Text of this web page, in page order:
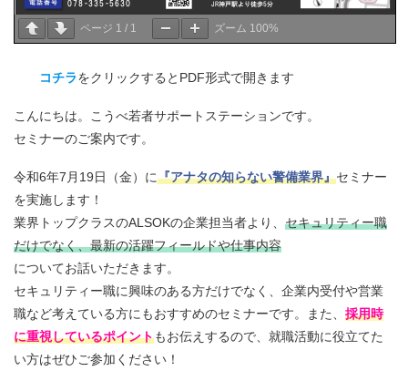
ページ 1 / 1 ズーム 100%
コチラをクリックするとPDF形式で開きます
こんにちは。こうべ若者サポートステーションです。
セミナーのご案内です。
令和6年7月19日（金）に『アナタの知らない警備業界』セミナー
を実施します！
業界トップクラスのALSOKの企業担当者より、 セキュリティー職
だけでなく、最新の活躍フィールドや仕事内容
についてお話いただきます。
セキュリティー職に興味のある方だけでなく、企業内受付や営業
職など考えている方にもおすすめのセミナーです。また、 採用時
に重視しているポイントもお伝えするので、就職活動に役立てた
い方はぜひご参加ください！